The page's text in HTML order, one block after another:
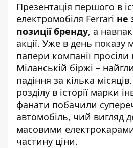
Презентація першого в
електромобіля Ferrari не
позиції бренду, а
акції. Уже в день показу
папери компанії
Міланській біржі –
падіння за кілька
розділу в історії марки
фанати побачили
автомобіль, чий вигляд
масовими
частину ціни.